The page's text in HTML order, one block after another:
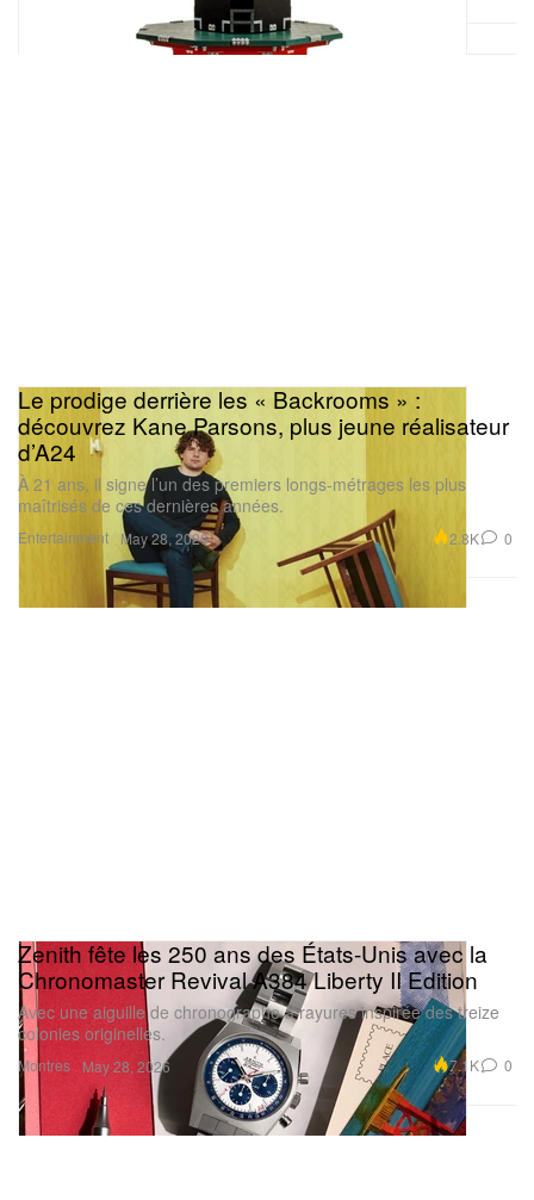
Entertainment
Le prodige derrière les « Backrooms » :
découvrez Kane Parsons, plus jeune réalisateur
d’A24
À 21 ans, il signe l’un des premiers longs-métrages les plus
maîtrisés de ces dernières années.
May 28, 2026 2.8K 0
Montres
Zenith fête les 250 ans des États‑Unis avec la
Chronomaster Revival A384 Liberty II Edition
Avec une aiguille de chronographe à rayures inspirée des treize
colonies originelles.
May 28, 2026 7.1K 0